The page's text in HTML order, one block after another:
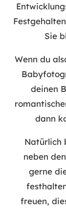
Sie
Wenn du
deinen
dann
Natürlich
neben
gerne
freuen,